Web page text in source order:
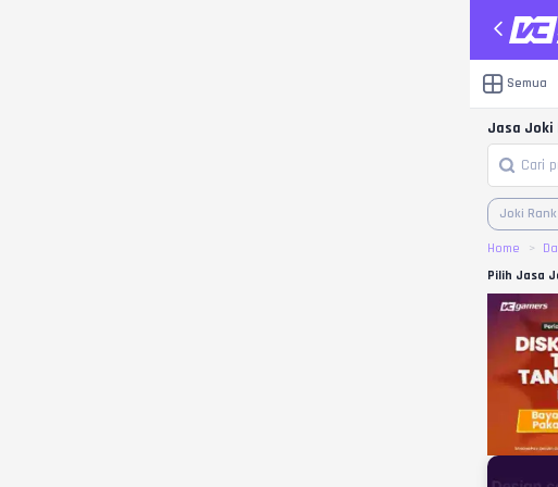
Semua
Jasa Joki
Joki
Home
Pilih Jasa